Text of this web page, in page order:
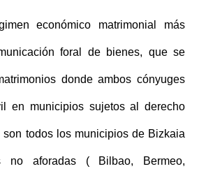
económico matrimonial más
foral de bienes, que se
donde ambos cónyuges
en municipios sujetos al derecho
todos los municipios de Bizkaia
no aforadas ( Bilbao, Bermeo,